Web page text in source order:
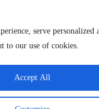
serve personalized
our use of cookies.
Accept All